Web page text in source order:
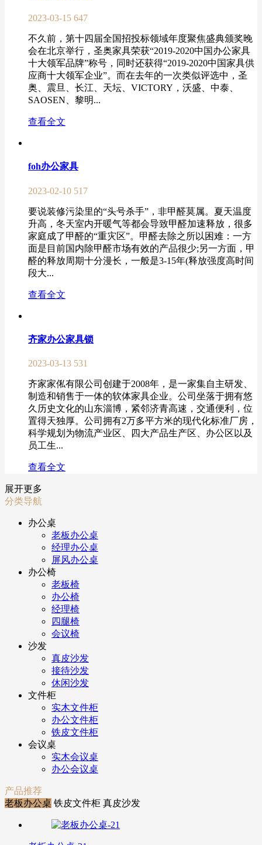
2023-03-15 647
不久前，第十四届全国招投标领域年度聚焦盛典颁奖晚
会在北京举行，圣奥家具荣获“2019-2020中国办公家具
十大领军品牌”称号，同时还获得“2019-2020中国家具供
应商十大领军企业”。而在去年的一次类似评选中，圣
奥、震旦、长江、天坛、VICTORY，沃盛、中泰、
SAOSEN、黎明...
查看全文
foh办公家具
2023-02-10 517
要说装修污染里的“头号杀手”，非甲醛莫属。夏天温度
升高，冬天室内开暖气等都会导致甲醛加速释放，很多
家庭成了甲醛的“重灾区”。甲醛去除之所以困难：一方
面是目前国内除甲醛市场有效的产品很少;另一方面，甲
醛的释放周期十分漫长，一般是3-15年(释放强度高时间
段大...
查看全文
齐家办公家具锁
2023-03-13 531
齐家家俬有限公司创建于2008年，是一家集自主研发、
制造和销售于一体的软体家具企业。公司坐落于拥有悠
久历史文化的山东淄博，紧邻济青高速，交通便利，位
置得天独厚。公司拥有2万多平方米的现代化标准厂房，
科学规划为物流产业区、四大产品生产区、办公区以及
员工生...
查看全文
展开更多
分类导航
办公桌
老板办公桌
经理办公桌
屏风办公桌
办公椅
老板椅
办公椅
经理椅
四腿椅
会议椅
沙发
真皮沙发
接待沙发
休闲沙发
文件柜
实木文件柜
办公文件柜
铁皮文件柜
会议桌
实木会议桌
办公会议桌
产品推荐
老板办公桌 铁皮文件柜 真皮沙发